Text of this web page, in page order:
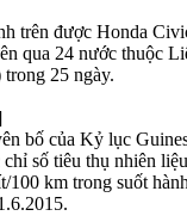
trên được Honda
qua 24 nước thuộc
25 ngày.
bố của Kỷ lục
số tiêu thụ nhiên
100 km trong suốt